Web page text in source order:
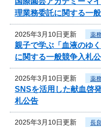
理業務委託に関する一
2025年3月10日更新 薬
親子で学ぶ「血液のゆ
に関する一般競争入札
2025年3月10日更新 薬
SNSを活用した献血啓
札公告
2025年3月10日更新 長